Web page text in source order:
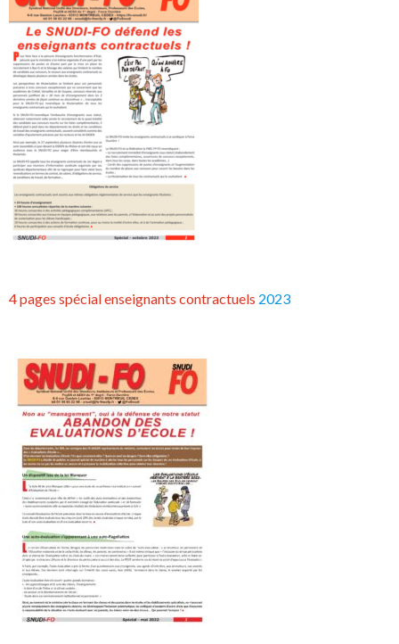
4 pages spécial enseignants contractuels 2023